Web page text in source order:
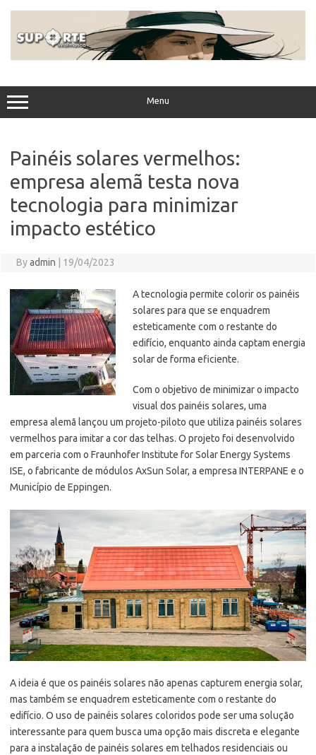
Menu
Painéis solares vermelhos:
empresa alemã testa nova
tecnologia para minimizar
impacto estético
Byadmin 19/04/2023
A tecnologia permite colorir os painéis
solares para que se enquadrem
esteticamente com o restante do
edifício, enquanto ainda captam energia
solar de forma eficiente.
Com o objetivo de minimizar o impacto
visual dos painéis solares, uma
empresa alemã lançou um projeto-piloto que utiliza painéis solares
vermelhos para imitar a cor das telhas. O projeto foi desenvolvido
em parceria com o Fraunhofer Institute for Solar Energy Systems
ISE, o fabricante de módulos AxSun Solar, a empresa INTERPANE e o
Município de Eppingen.
A ideia é que os painéis solares não apenas capturem energia solar,
mas também se enquadrem esteticamente com o restante do
edifício. O uso de painéis solares coloridos pode ser uma solução
interessante para quem busca uma opção mais discreta e elegante
para a instalação de painéis solares em telhados residenciais ou